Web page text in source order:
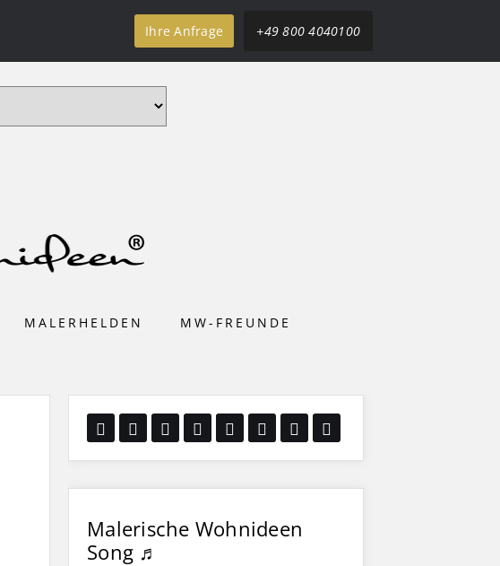
Ihre Anfrage +49 800 4040100
MALERHELDEN MW-FREUNDE
Malerische Wohnideen
Song ♬